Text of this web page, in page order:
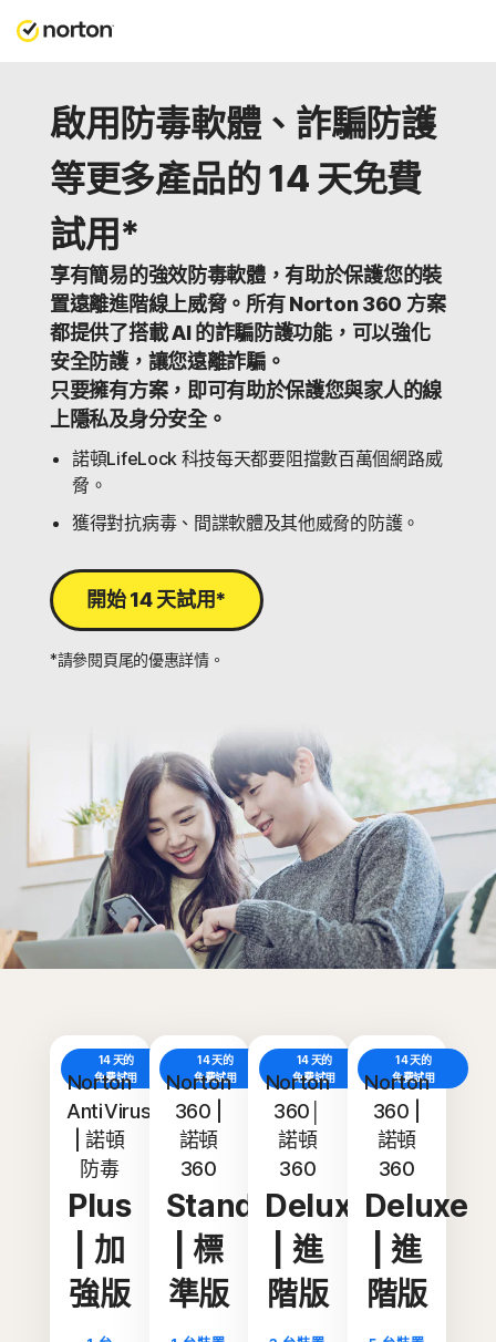
啟用防毒軟體、詐騙防護
等更多產品的 14 天免費
試用*
享有簡易的強效防毒軟體，有助於保護您的裝
置遠離進階線上威脅。所有 Norton 360 方案
都提供了搭載 AI 的詐騙防護功能，可以強化
安全防護，讓您遠離詐騙。
只要擁有方案，即可有助於保護您與家人的線
上隱私及身分安全。
諾頓LifeLock 科技每天都要阻擋數百萬個網路威
脅。
獲得對抗病毒、間諜軟體及其他威脅的防護。
開始 14 天試用*
*請參閱頁尾的優惠詳情。
14 天的
免費試用
Norton
AntiVirus
| 諾頓
防毒
Plus
| 加
強版
14 天的
免費試用
Norton
360 |
諾頓
360
Standard
| 標
準版
14 天的
免費試用
Norton
360│
諾頓
360
Deluxe
| 進
階版
14 天的
免費試用
Norton
360 |
諾頓
360
Deluxe
| 進
階版